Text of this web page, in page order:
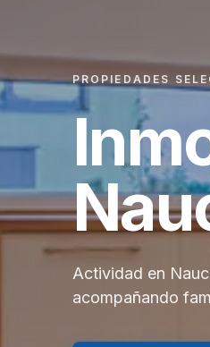
PROPIEDADES
Actividad en
acompañando